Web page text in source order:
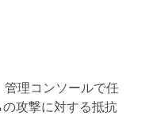
管理コンソールで任
攻撃に対する抵抗